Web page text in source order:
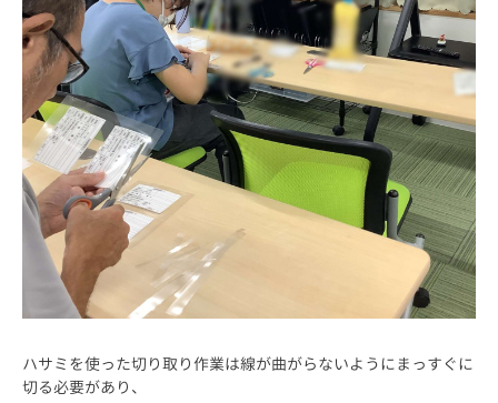
ハサミを使った切り取り作業は線が曲がらないようにまっすぐに
切る必要があり、